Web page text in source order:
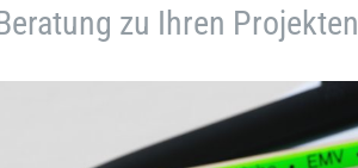
zu Ihren Projekten